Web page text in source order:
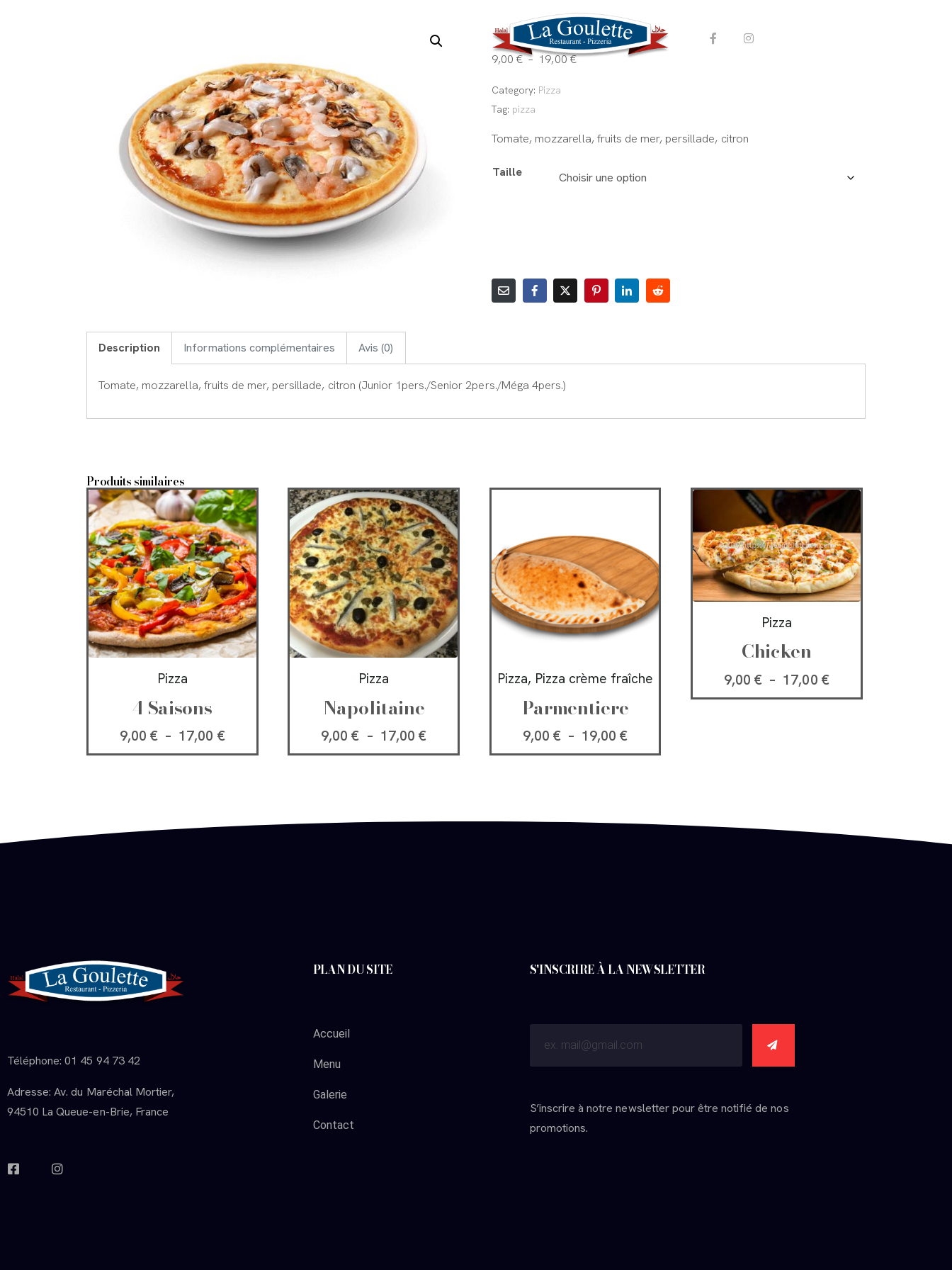
La Goulette
9,00€– 19,00€
Category: Pizza
Tag: pizza
Tomate, mozzarella, fruits de mer, persillade, citron
Taille
Description Informations complémentaires Avis (0)
Tomate, mozzarella, fruits de mer, persillade, citron (Junior 1pers./Senior 2pers./Méga 4pers.)
Produits similaires
Pizza
4 Saisons
9,00€ – 17,00 €
Pizza
Napolitaine
9,00€ – 17,00 €
Pizza, Pizza crème fraîche
Parmentiere
9,00 € – 19,00€
Pizza
Chicken
9,00€ – 17,00 €
Téléphone: 01 45 94 73 42
Adresse: Av. du Maréchal Mortier,
94510 La Queue-en-Brie, France
PLAN DU SITE
Accueil
Menu
Galerie
Contact
S'INSCRIRE À LA NEWSLETTER
S’inscrire à notre newsletter pour être notifié de nos
promotions.